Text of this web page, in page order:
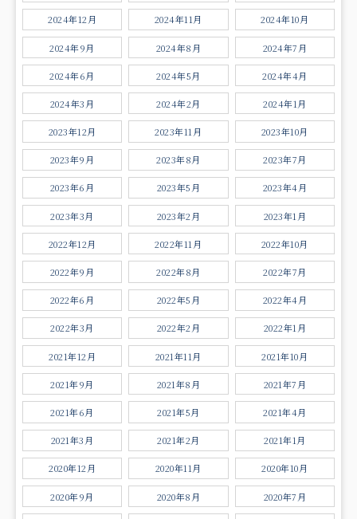
2024年12月 2024年11月 2024年10月
2024年9月 2024年8月 2024年7月
2024年6月 2024年5月 2024年4月
2024年3月 2024年2月 2024年1月
2023年12月 2023年11月 2023年10月
2023年9月 2023年8月 2023年7月
2023年6月 2023年5月 2023年4月
2023年3月 2023年2月 2023年1月
2022年12月 2022年11月 2022年10月
2022年9月 2022年8月 2022年7月
2022年6月 2022年5月 2022年4月
2022年3月 2022年2月 2022年1月
2021年12月 2021年11月 2021年10月
2021年9月 2021年8月 2021年7月
2021年6月 2021年5月 2021年4月
2021年3月 2021年2月 2021年1月
2020年12月 2020年11月 2020年10月
2020年9月 2020年8月 2020年7月